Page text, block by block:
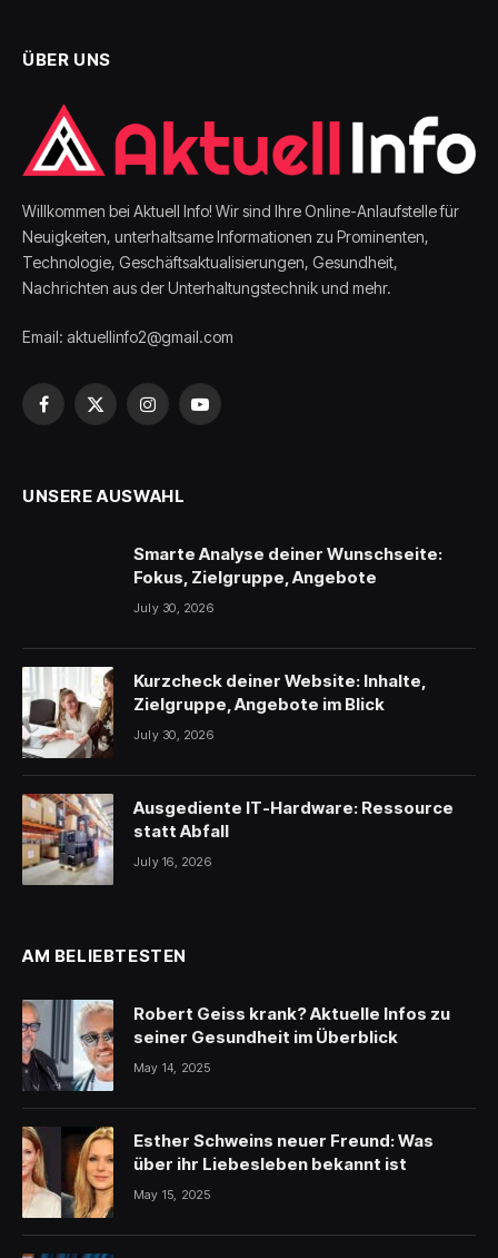
ÜBER UNS
Willkommen bei Aktuell Info! Wir sind Ihre Online-Anlaufstelle für
Neuigkeiten, unterhaltsame Informationen zu Prominenten,
Technologie, Geschäftsaktualisierungen, Gesundheit,
Nachrichten aus der Unterhaltungstechnik und mehr.
Email: aktuellinfo2@gmail.com
Facebook
X
InstagramYouTube
UNSERE AUSWAHL
Smarte Analyse deiner Wunschseite:
Fokus, Zielgruppe, Angebote
July 30, 2026
Kurzcheck deiner Website: Inhalte,
Zielgruppe, Angebote im Blick
July 30, 2026
Ausgediente IT-Hardware: Ressource
statt Abfall
July 16, 2026
AM BELIEBTESTEN
Robert Geiss krank? Aktuelle Infos zu
seiner Gesundheit im Überblick
May 14, 2025
Esther Schweins neuer Freund: Was
über ihr Liebesleben bekannt ist
May 15, 2025